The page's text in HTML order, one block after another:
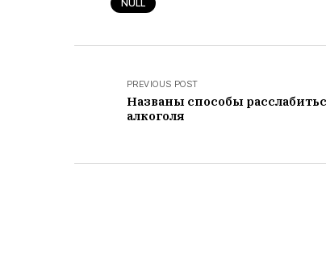
NULL
PREVIOUS POST
Названы способы
алкоголя